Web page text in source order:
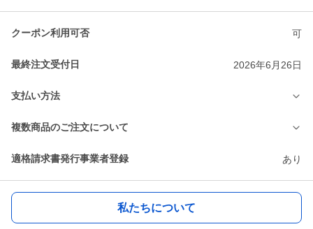
クーポン利用可否 可
最終注文受付日 2026年6月26日
支払い方法
複数商品のご注文について
適格請求書発行事業者登録 あり
私たちについて